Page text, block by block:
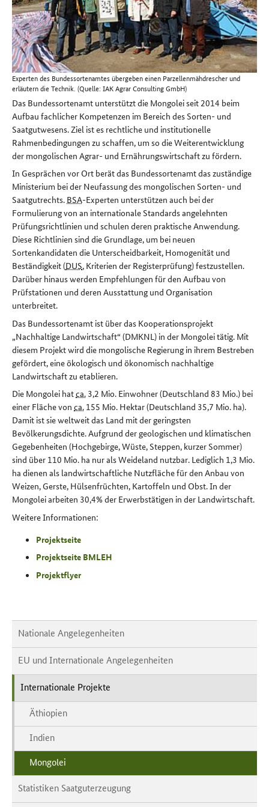
Experten des Bundessortenamtes übergeben einen Parzellenmähdrescher und
erläutern die Technik. (Quelle: IAK Agrar Consulting GmbH)
Das Bundessortenamt unterstützt die Mongolei seit 2014 beim
Aufbau fachlicher Kompetenzen im Bereich des Sorten- und
Saatgutwesens. Ziel ist es rechtliche und institutionelle
Rahmenbedingungen zu schaffen, um so die Weiterentwicklung
der mongolischen Agrar- und Ernährungswirtschaft zu fördern.
In Gesprächen vor Ort berät das Bundessortenamt das zuständige
Ministerium bei der Neufassung des mongolischen Sorten- und
Saatgutrechts. BSA-Experten unterstützen auch bei der
Formulierung von an internationale Standards angelehnten
Prüfungsrichtlinien und schulen deren praktische Anwendung.
Diese Richtlinien sind die Grundlage, um bei neuen
Sortenkandidaten die Unterscheidbarkeit, Homogenität und
Beständigkeit (DUS, Kriterien der Registerprüfung) festzustellen.
Darüber hinaus werden Empfehlungen für den Aufbau von
Prüfstationen und deren Ausstattung und Organisation
unterbreitet.
Das Bundessortenamt ist über das Kooperationsprojekt
„Nachhaltige Landwirtschaft“ (DMKNL) in der Mongolei tätig. Mit
diesem Projekt wird die mongolische Regierung in ihrem Bestreben
gefördert, eine ökologisch und ökonomisch nachhaltige
Landwirtschaft zu etablieren.
Die Mongolei hatca. 3,2 Mio. Einwohner (Deutschland 83 Mio.) bei
einer Fläche von ca. 155 Mio. Hektar (Deutschland 35,7 Mio. ha).
Damit ist sie weltweit das Land mit der geringsten
Bevölkerungsdichte. Aufgrund der geologischen und klimatischen
Gegebenheiten (Hochgebirge, Wüste, Steppen, kurzer Sommer)
sind über 110 Mio. ha nur als Weideland nutzbar. Lediglich 1,3 Mio.
ha dienen als landwirtschaftliche Nutzfläche für den Anbau von
Weizen, Gerste, Hülsenfrüchten, Kartoffeln und Obst. In der
Mongolei arbeiten 30,4% der Erwerbstätigen in der Landwirtschaft.
Weitere Informationen:
Projektseite
Projektseite BMLEH
Projektflyer
Nationale Angelegenheiten
EU und Internationale Angelegenheiten
Internationale Projekte
Äthiopien
Indien
Mongolei
Statistiken Saatguterzeugung